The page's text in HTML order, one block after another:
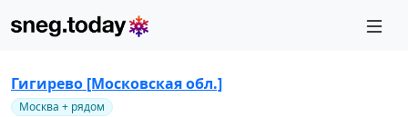
Гигирево [Московская обл.]
Москва + рядом